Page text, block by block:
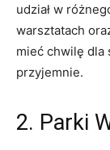
udział w
warsztatach⁤
‌mieć chwilę dla
przyjemnie.
2. Parki